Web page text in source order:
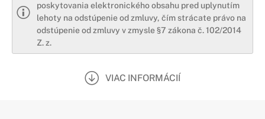
poskytovania elektronického obsahu pred uplynutím
lehoty na odstúpenie od zmluvy, čím strácate právo na
odstúpenie od zmluvy v zmysle §7 zákona č. 102/2014
Z. z.
VIAC INFORMÁCIÍ